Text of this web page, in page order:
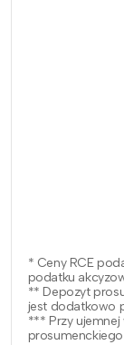
* Ceny RCE
podatku
** Depozyt
jest dodatkowo
*** Przy